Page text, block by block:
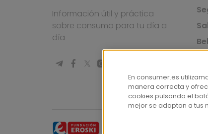
Información útil y práctica
sobre consumo para tu día a
día
En consumer.es
manera correcta y
cookies pulsando el
mejor se adaptan a tus